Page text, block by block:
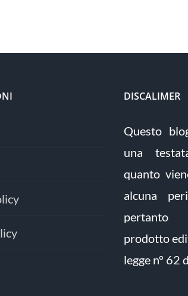
DISCALIMER
Questo
una
quanto
alcuna
pertanto
prodotto
legge n° 62